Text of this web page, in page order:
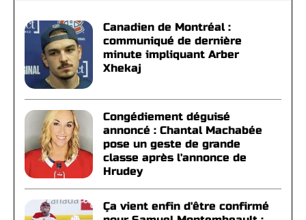
Canadien de Montréal :
communiqué de dernière
minute impliquant Arber
Xhekaj
Congédiement déguisé
annoncé : Chantal Machabée
pose un geste de grande
classe après l'annonce de
Hrudey
Ça vient enfin d'être confirmé